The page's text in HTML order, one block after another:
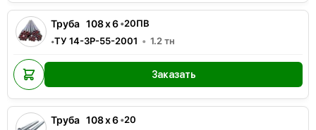
Труба 108x6•20ПВ
•ТУ 14-3Р-55-2001 1.2 тн
Заказать
Труба 108x6•20